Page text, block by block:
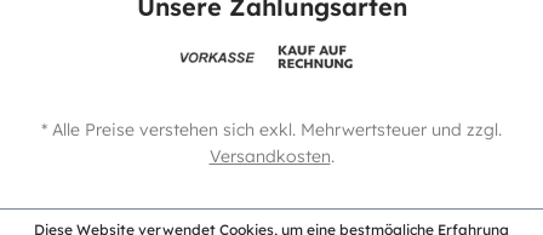
Unsere Zahlungsarten
* Alle Preise verstehen sich exkl. Mehrwertsteuer und zzgl.
Versandkosten.
Diese Website verwendet Cookies, um eine bestmögliche Erfahrung